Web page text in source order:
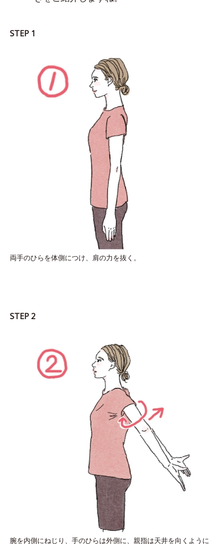
STEP 1
両手のひらを体側につけ、肩の力を抜く。
STEP 2
腕を内側にねじり、手のひらは外側に、親指は天井を向くように